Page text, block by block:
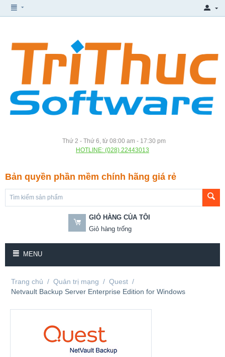
Thứ 2 - Thứ 6, từ 08:00 am - 17:30 pm
HOTLINE: (028) 22443013
Bản quyền phần mềm chính hãng giá rẻ
GIỎ HÀNG CỦA TÔI
Giỏ hàng trống
MENU
Trang chủ / Quản trị mạng / Quest /
Netvault Backup Server Enterprise Edition for Windows